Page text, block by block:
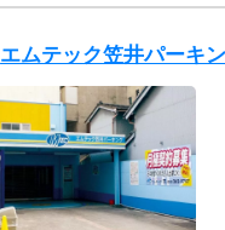
エムテック笠井パーキ